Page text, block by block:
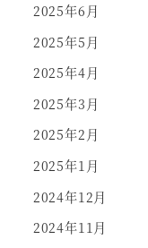
2025年6月
2025年5月
2025年4月
2025年3月
2025年2月
2025年1月
2024年12月
2024年11月